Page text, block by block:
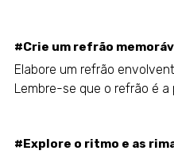
#Crie um refrão
Elabore um refrão
Lembre-se que o refrão é a
#Explore o ritmo e as